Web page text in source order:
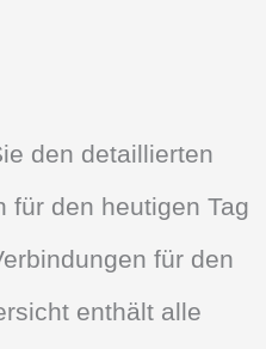
den detaillierten
für den heutigen Tag
für den
enthält alle